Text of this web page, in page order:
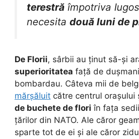
terestră împotriva
necesita două luni de
De Florii, sârbii au ținut să-și
superioritatea față de
bombardau. Câteva mii de
mărșăluit către centrul orașului
de buchete de flori în fața
țărilor din NATO. Ale căror
sparte tot de ei și ale căror